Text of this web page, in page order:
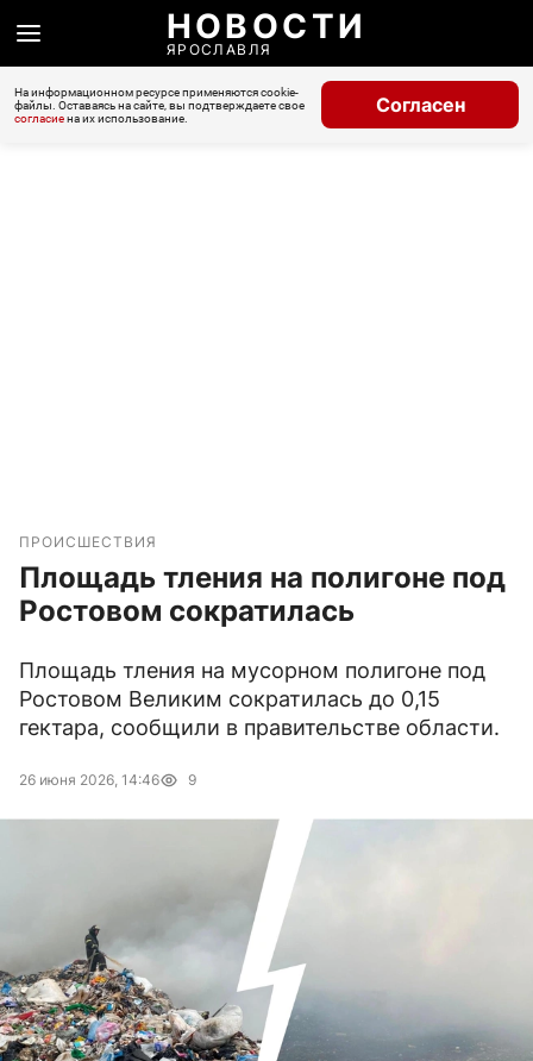
НОВОСТИ
ЯРОСЛАВЛЯ
На информационном ресурсе применяются cookie-
файлы. Оставаясь на сайте, вы подтверждаете свое
согласиена их использование.
Согласен
ПРОИСШЕСТВИЯ
Площадь тления на полигоне под
Ростовом сократилась
Площадь тления на мусорном полигоне под
Ростовом Великим сократилась до 0,15
гектара, сообщили в правительстве области.
26 июня 2026, 14:46 9